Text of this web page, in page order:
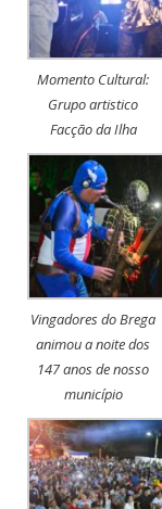
Momento Cultural:
Grupo artistico
Facção da Ilha
Vingadores do Brega
animou a noite dos
147 anos de nosso
município